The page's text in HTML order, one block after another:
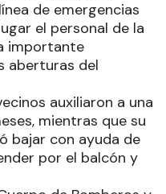
de emergencias
el personal de la
importante
aberturas del
auxiliaron a una
mientras que su
bajar con ayuda de
por el balcón y